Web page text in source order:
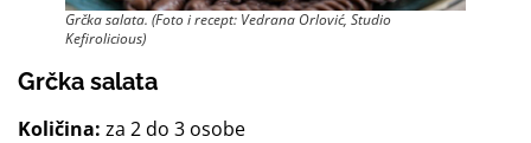
Grčka salata. (Foto i recept: Vedrana Orlović, Studio
Kefirolicious)
Grčka salata
Količina: za 2 do 3 osobe